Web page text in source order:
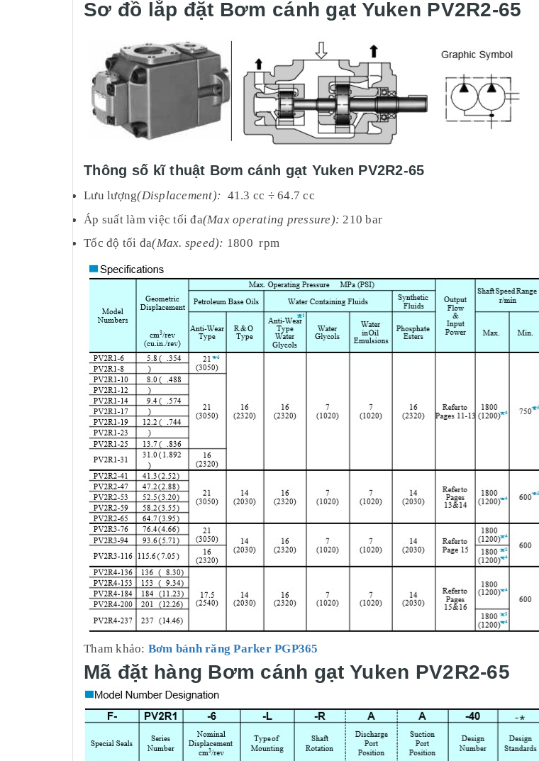
Sơ đồ lắp đặt Bơm cánh gạt Yuken PV2R2-65
Thông số kĩ thuật Bơm cánh gạt Yuken PV2R2-65
Lưu lượng(Displacement): 41.3 cc ÷ 64.7 cc
Áp suất làm việc tối đa(Max operating pressure): 210 bar
Tốc độ tối đa(Max. speed): 1800 rpm
Tham khảo: Bơm bánh răng Parker PGP365
Mã đặt hàng Bơm cánh gạt Yuken PV2R2-65